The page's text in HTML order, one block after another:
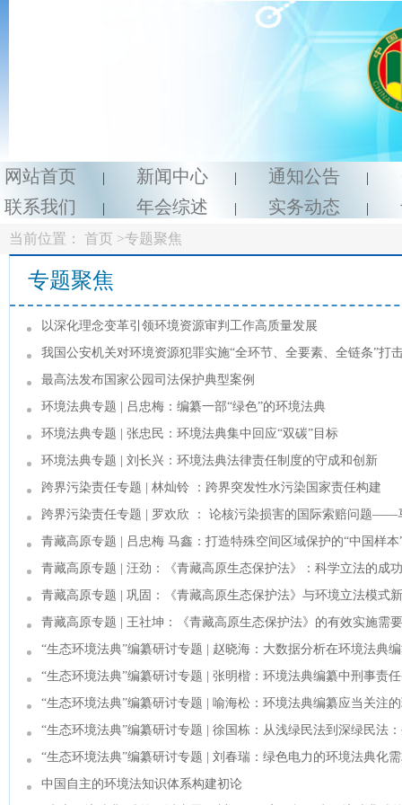
网站首页 | 新闻中心 | 通知公告 |
联系我们
| 年会综述 | 实务动态 |
当前位置： 首页 >专题聚焦
专题聚焦
以深化理念变革引领环境资源审判工作高质量发展
我国公安机关对环境资源犯罪实施“全环节、全要素、全链条”打
最高法发布国家公园司法保护典型案例
环境法典专题 | 吕忠梅：编纂一部“绿色”的环境法典
环境法典专题 | 张忠民：环境法典集中回应“双碳”目标
环境法典专题 | 刘长兴：环境法典法律责任制度的守成和创新
跨界污染责任专题 | 林灿铃 ：跨界突发性水污染国家责任构建
跨界污染责任专题 | 罗欢欣 ： 论核污染损害的国际索赔问题——
青藏高原专题 | 吕忠梅 马鑫：打造特殊空间区域保护的“中国样本
青藏高原专题 | 汪劲：《青藏高原生态保护法》：科学立法的成
青藏高原专题 | 巩固：《青藏高原生态保护法》与环境立法模式
青藏高原专题 | 王社坤：《青藏高原生态保护法》的有效实施需
“生态环境法典”编纂研讨专题 | 赵晓海：大数据分析在环境法典
“生态环境法典”编纂研讨专题 | 张明楷：环境法典编纂中刑事责
“生态环境法典”编纂研讨专题 | 喻海松：环境法典编纂应当关注
“生态环境法典”编纂研讨专题 | 徐国栋：从浅绿民法到深绿民法
“生态环境法典”编纂研讨专题 | 刘春瑞：绿色电力的环境法典化
中国自主的环境法知识体系构建初论